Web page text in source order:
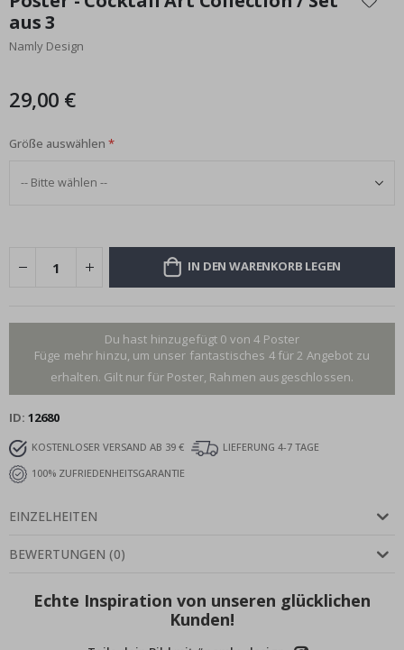
der
Bildgalerie
springen
aus 3
Namly Design
29,00 €
Größe auswählen
IN DEN WARENKORB LEGEN
Du hast hinzugefügt 0 von 4 Poster
Füge mehr hinzu, um unser fantastisches 4 für 2 Angebot zu
erhalten. Gilt nur für Poster, Rahmen ausgeschlossen.
ID 12680
KOSTENLOSER VERSAND AB 39 €
LIEFERUNG 4-7 TAGE
100% ZUFRIEDENHEITSGARANTIE
EINZELHEITEN
BEWERTUNGEN (0)
Echte Inspiration von unseren glücklichen
Kunden!